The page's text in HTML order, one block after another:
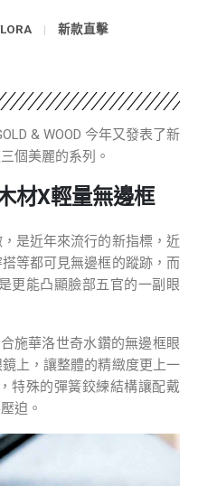
新款直擊
& WOOD 今年又發表了新
個美麗的系列。
材X輕量無邊框
是近年來流行的新指標，近
等都可見無邊框的蹤跡，而
更能凸顯臉部五官的一副眼
施華洛世奇水鑽的無邊框眼
上，讓整體的精緻度更上一
特殊的彈簧鉸練結構讓配戴
迫。